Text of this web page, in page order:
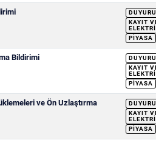
KAYIT
PIYASA
Bildirimi
KAYIT
PIYASA
ve Ön Uzlaştırma
KAYIT
PIYASA